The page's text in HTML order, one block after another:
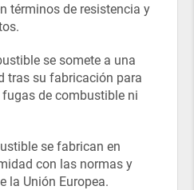
términos de resistencia y
se somete a una
tras su fabricación para
de combustible ni
se fabrican en
con las normas y
la Unión Europea.